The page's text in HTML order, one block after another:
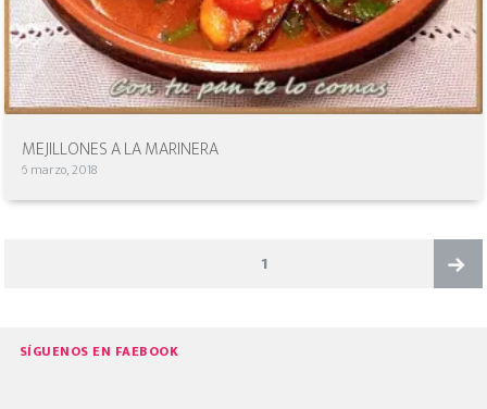
MEJILLONES A LA MARINERA
6 marzo, 2018
1
SÍGUENOS EN FAEBOOK